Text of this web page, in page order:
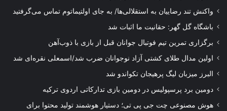
واکنش تند رضاییان به استقلالی‌ها/ به جای اولتیماتوم تماس می‌گرفتید
باشگاه گل گهر: حقانیت ما اثبات شد
برگزاری تمرین تیم فوتبال جوانان قبل از بازی با ذوب‌آهن
اولین مدال طلای کشتی آزاد نوجوانان ضرب شد/اسمعلی نقره‌ای شد
البرز میزبان لیگ پرهیجان تکواندو شد
دومین برد پرسپولیس در دومین بازی تدارکاتی اردوی ترکیه
هوش مصنوعی چت جی پی تی؛ دستیار هوشمند تولید محتوا برای